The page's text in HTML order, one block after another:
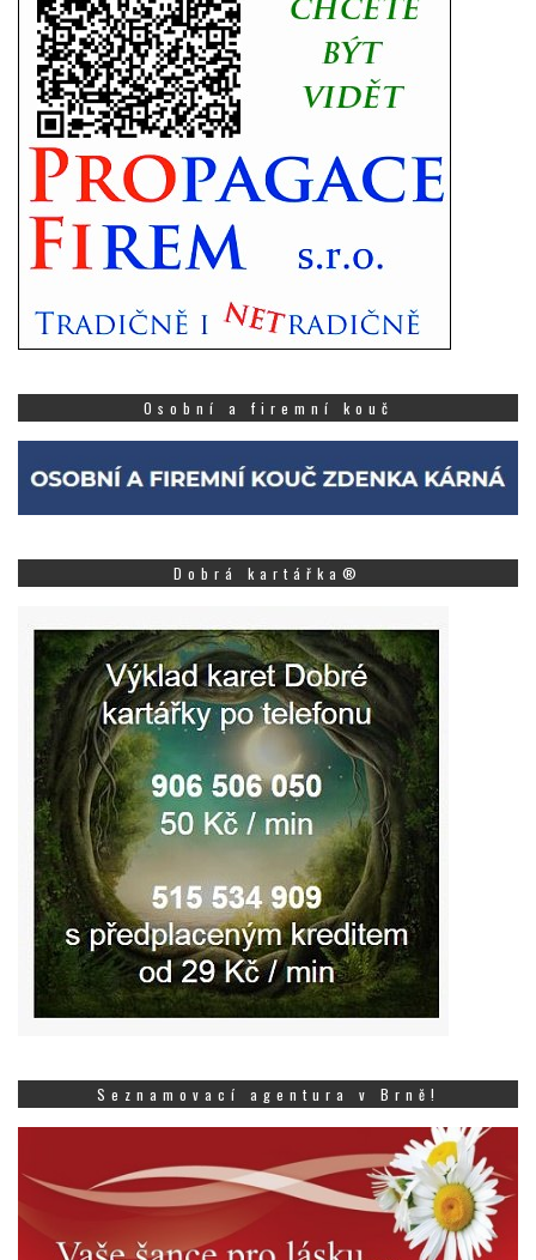
Osobní a firemní kouč
Dobrá kartářka®
Seznamovací agentura v Brně!